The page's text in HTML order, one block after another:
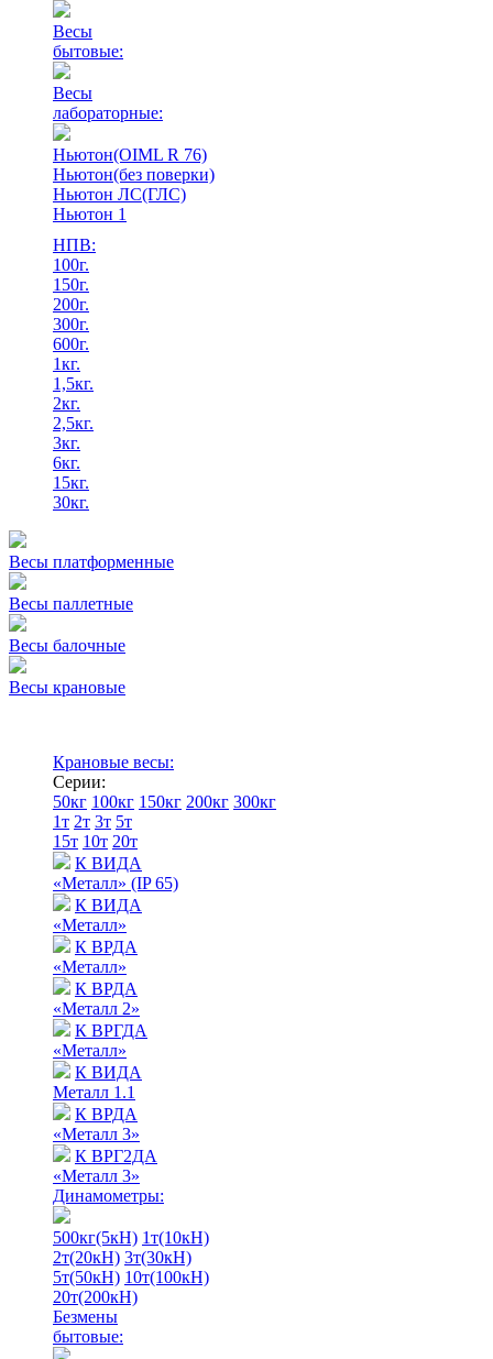
Весы
бытовые:
Весы
лабораторные:
Ньютон(OIML R 76)
Ньютон(без поверки)
Ньютон ЛС(ГЛС)
Ньютон 1
НПВ:
100г.
150г.
200г.
300г.
600г.
1кг.
1,5кг.
2кг.
2,5кг.
3кг.
6кг.
15кг.
30кг.
Весы платформенные
Весы паллетные
Весы балочные
Весы крановые
Крановые весы:
Серии:
50кг 100кг 150кг 200кг 300кг
1т 2т 3т 5т
15т 10т 20т
К ВИДА
«Металл» (IP 65)
К ВИДА
«Металл»
К ВРДА
«Металл»
К ВРДА
«Металл 2»
К ВРГДА
«Металл»
К ВИДА
Металл 1.1
К ВРДА
«Металл 3»
К ВРГ2ДА
«Металл 3»
Динамометры:
500кг(5кН) 1т(10кН)
2т(20кН) 3т(30кН)
5т(50кН) 10т(100кН)
20т(200кН)
Безмены
бытовые: